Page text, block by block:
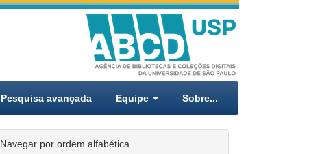
Pesquisa avançada Equipe Sobre...
Navegar por ordem alfabética